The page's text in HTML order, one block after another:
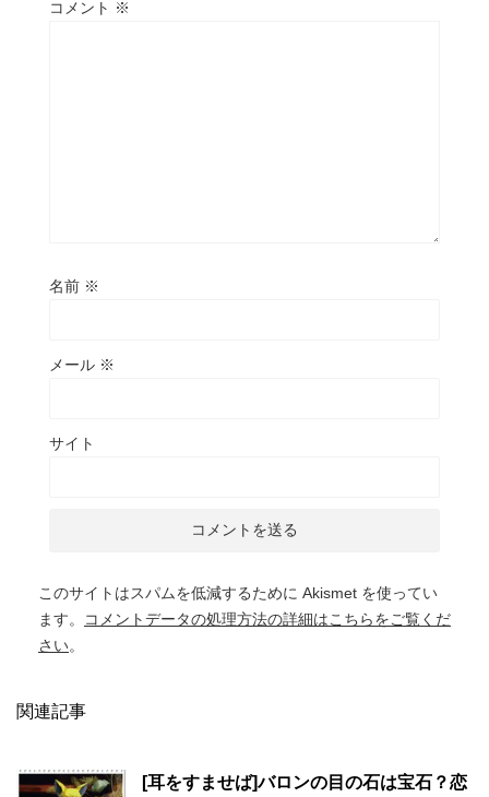
コメント ※
名前 ※
メール ※
サイト
このサイトはスパムを低減するために Akismet を使ってい
ます。
コメントデータの処理方法の詳細はこちらをご覧くだ
さい。
関連記事
[耳をすませば]バロンの目の石は宝石？恋